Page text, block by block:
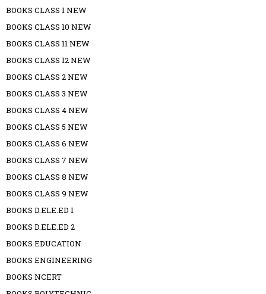
BOOKS CLASS 1 NEW
BOOKS CLASS 10 NEW
BOOKS CLASS 11 NEW
BOOKS CLASS 12 NEW
BOOKS CLASS 2 NEW
BOOKS CLASS 3 NEW
BOOKS CLASS 4 NEW
BOOKS CLASS 5 NEW
BOOKS CLASS 6 NEW
BOOKS CLASS 7 NEW
BOOKS CLASS 8 NEW
BOOKS CLASS 9 NEW
BOOKS D.ELE.ED 1
BOOKS D.ELE.ED 2
BOOKS EDUCATION
BOOKS ENGINEERING
BOOKS NCERT